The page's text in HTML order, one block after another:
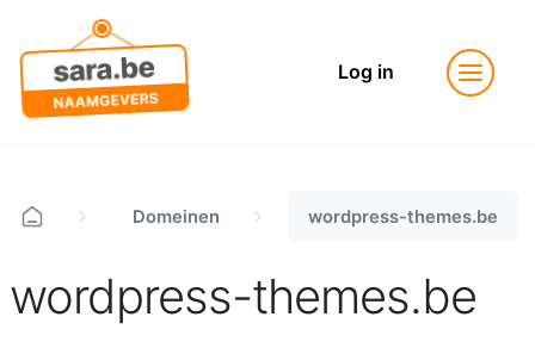
Log in
Domeinen wordpress-themes.be
wordpress-themes.be